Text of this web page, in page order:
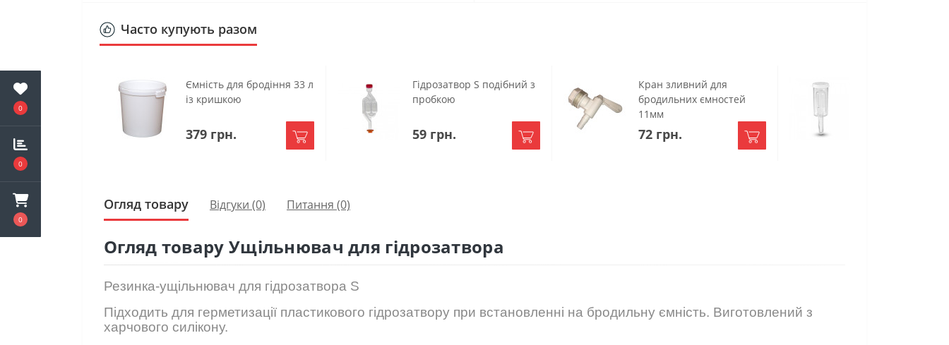
0
0
0
Часто купують разом
Ємність для бродіння 33 л
із кришкою
379 грн.
Гідрозатвор S подібний з
пробкою
59 грн.
Кран зливний для
бродильних ємностей
11мм
72 грн.
Огляд товару Відгуки (0) Питання (0)
Огляд товару Ущільнювач для гідрозатвора
Резинка-ущільнювач для гідрозатвора S
Підходить для герметизації пластикового гідрозатвору при встановленні на бродильну ємність. Виготовлений з
харчового силікону.